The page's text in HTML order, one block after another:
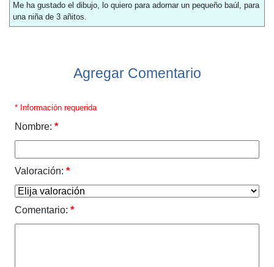
Me ha gustado el dibujo, lo quiero para adornar un pequeño baúl, para
una niña de 3 añitos.
Agregar Comentario
* Información requerida
Nombre: *
Valoración: *
Comentario: *